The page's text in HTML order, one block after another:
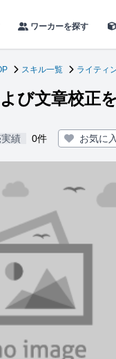
ワーカーを探す
スキル一覧 ライティ
び文章校正
績 0件 お気に